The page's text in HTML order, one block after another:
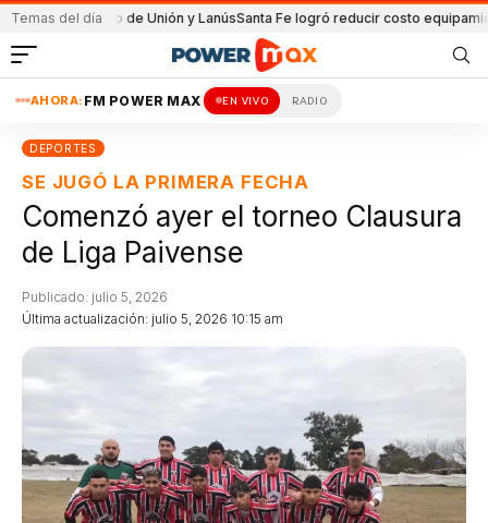
Temas del día
partido de Unión y LanúsSanta Fe logró reducir costo equipamiento
AHORA: FM POWER MAX EN VIVO RADIO
DEPORTES
SE JUGÓ LA PRIMERA FECHA
Comenzó ayer el torneo Clausura
de Liga Paivense
Última actualización: julio 5, 2026 10:15 am
Publicado: julio 5, 2026